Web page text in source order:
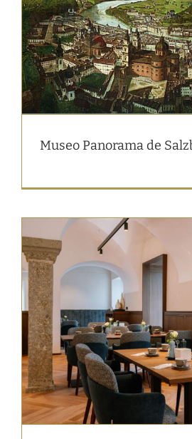
Museo Panorama de